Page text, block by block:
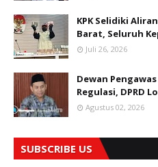
KPK Selidiki
Barat, Seluruh
Juli 26, 2026
Dewan
Regulasi, DPRD
Agustus 02, 2026
SUBSCRIBE US